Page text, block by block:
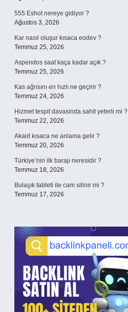
555 Eshot nereye gidiyor ?
Ağustos 3, 2026
Kar nasıl oluşur kısaca eodev ?
Temmuz 25, 2026
Aspendos saat kaça kadar açık ?
Temmuz 25, 2026
Kas ağrısını en hızlı ne geçirir ?
Temmuz 24, 2026
Hizmet tespit davasinda sahit yeterli mi ?
Temmuz 22, 2026
Akaid kısaca ne anlama gelir ?
Temmuz 20, 2026
Türkiye’nin ilk barajı neresidir ?
Temmuz 18, 2026
Bulaşık tableti ile cam silinir mi ?
Temmuz 17, 2026